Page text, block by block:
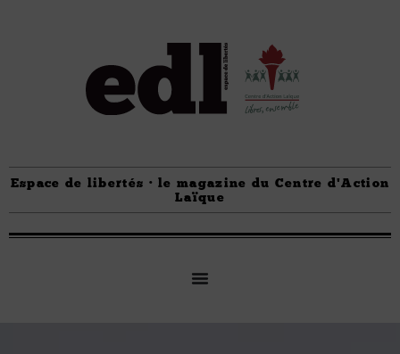
Espace de libertés · le magazine du Centre d'Action
Laïque